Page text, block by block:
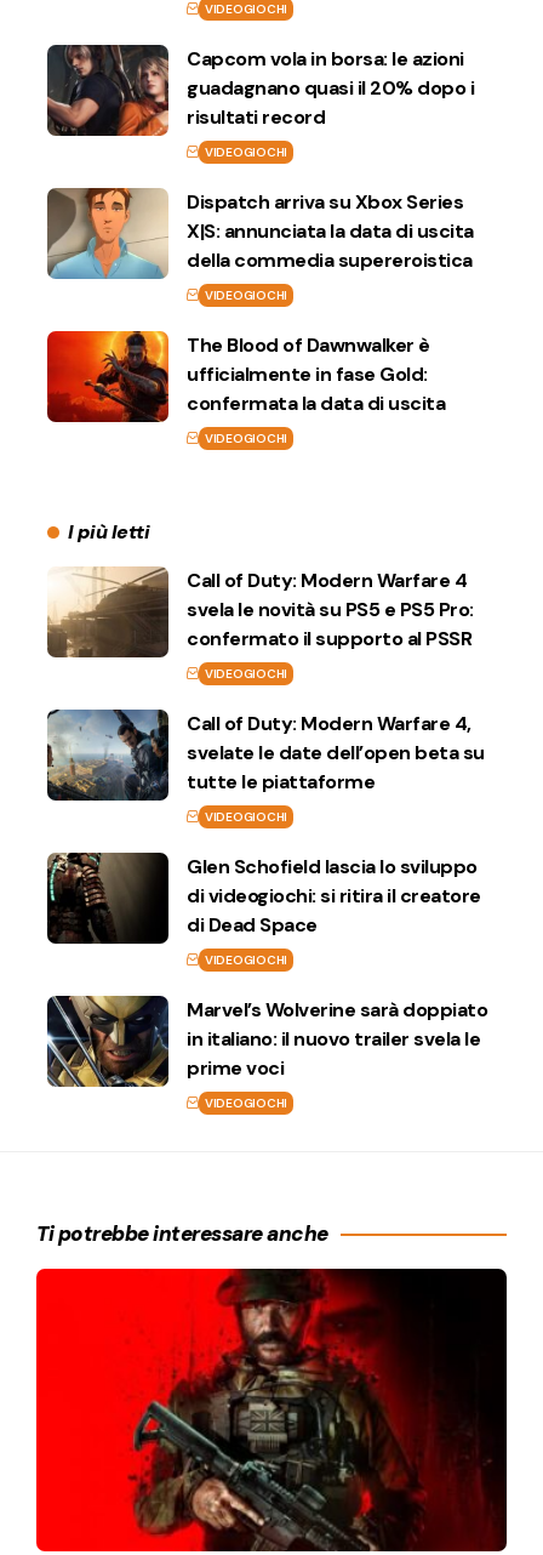
VIDEOGIOCHI
Capcom vola in borsa: le azioni
guadagnano quasi il 20% dopo i
risultati record
VIDEOGIOCHI
Dispatch arriva su Xbox Series
X|S: annunciata la data di uscita
della commedia supereroistica
VIDEOGIOCHI
The Blood of Dawnwalker è
ufficialmente in fase Gold:
confermata la data di uscita
VIDEOGIOCHI
I più letti
Call of Duty: Modern Warfare 4
svela le novità su PS5 e PS5 Pro:
confermato il supporto al PSSR
VIDEOGIOCHI
Call of Duty: Modern Warfare 4,
svelate le date dell’open beta su
tutte le piattaforme
VIDEOGIOCHI
Glen Schofield lascia lo sviluppo
di videogiochi: si ritira il creatore
di Dead Space
VIDEOGIOCHI
Marvel’s Wolverine sarà doppiato
in italiano: il nuovo trailer svela le
prime voci
VIDEOGIOCHI
Ti potrebbe interessare anche